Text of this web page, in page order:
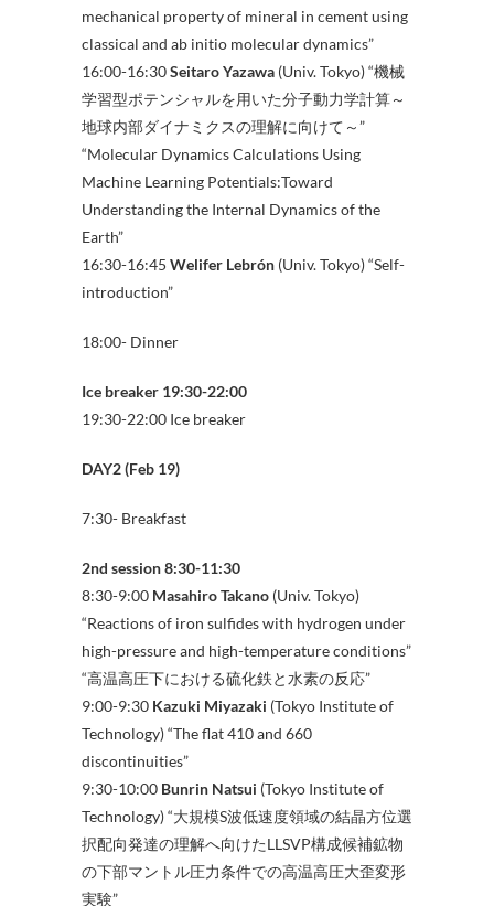
mechanical property of mineral in cement using
classical and ab initio molecular dynamics”
16:00-16:30Seitaro Yazawa (Univ. Tokyo) “機械
学習型ポテンシャルを用いた分子動力学計算～
地球内部ダイナミクスの理解に向けて～”
“Molecular Dynamics Calculations Using
Machine Learning Potentials:Toward
Understanding the Internal Dynamics of the
Earth”
16:30-16:45 Welifer Lebrón (Univ. Tokyo) “Self-
introduction”
18:00- Dinner
Ice breaker 19:30-22:00
19:30-22:00 Ice breaker
DAY2 (Feb 19)
7:30- Breakfast
2nd session 8:30-11:30
8:30-9:00 Masahiro Takano (Univ. Tokyo)
“Reactions of iron sulfides with hydrogen under
high-pressure and high-temperature conditions”
“高温高圧下における硫化鉄と水素の反応”
9:00-9:30 Kazuki Miyazaki (Tokyo Institute of
Technology) “The flat 410 and 660
discontinuities”
9:30-10:00 Bunrin Natsui (Tokyo Institute of
Technology) “大規模S波低速度領域の結晶方位選
択配向発達の理解へ向けたLLSVP構成候補鉱物
の下部マントル圧力条件での高温高圧大歪変形
実験”